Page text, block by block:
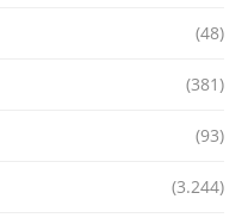
(48)
(381)
(93)
(3.244)